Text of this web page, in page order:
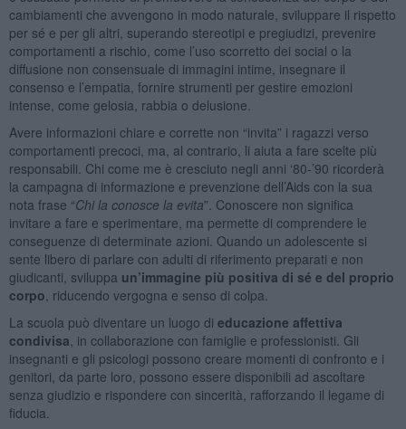
cambiamenti che avvengono in modo naturale, sviluppare il rispetto
per sé e per gli altri, superando stereotipi e pregiudizi, prevenire
comportamenti a rischio, come l’uso scorretto dei social o la
diffusione non consensuale di immagini intime, insegnare il
consenso e l’empatia, fornire strumenti per gestire emozioni
intense, come gelosia, rabbia o delusione.
Avere informazioni chiare e corrette non “invita” i ragazzi verso
comportamenti precoci, ma, al contrario, li aiuta a fare scelte più
responsabili. Chi come me è cresciuto negli anni ‘80-’90 ricorderà
la campagna di informazione e prevenzione dell’Aids con la sua
nota frase “Chi la conosce la evita”. Conoscere non significa
invitare a fare e sperimentare, ma permette di comprendere le
conseguenze di determinate azioni. Quando un adolescente si
sente libero di parlare con adulti di riferimento preparati e non
giudicanti, sviluppa un’immagine più positiva di sé e del proprio
corpo , riducendo vergogna e senso di colpa.
La scuola può diventare un luogo di educazione affettiva
condivisa , in collaborazione con famiglie e professionisti. Gli
insegnanti e gli psicologi possono creare momenti di confronto e i
genitori, da parte loro, possono essere disponibili ad ascoltare
senza giudizio e rispondere con sincerità, rafforzando il legame di
fiducia.